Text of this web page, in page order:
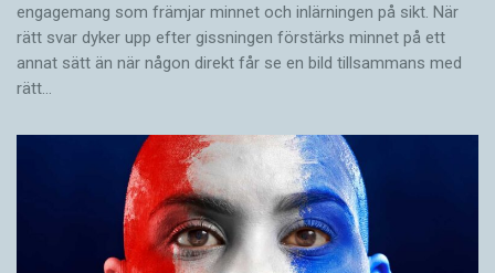
engagemang som främjar minnet och inlärningen på sikt. När
rätt svar dyker upp efter gissningen förstärks minnet på ett
annat sätt än när någon direkt får se en bild tillsammans med
rätt…